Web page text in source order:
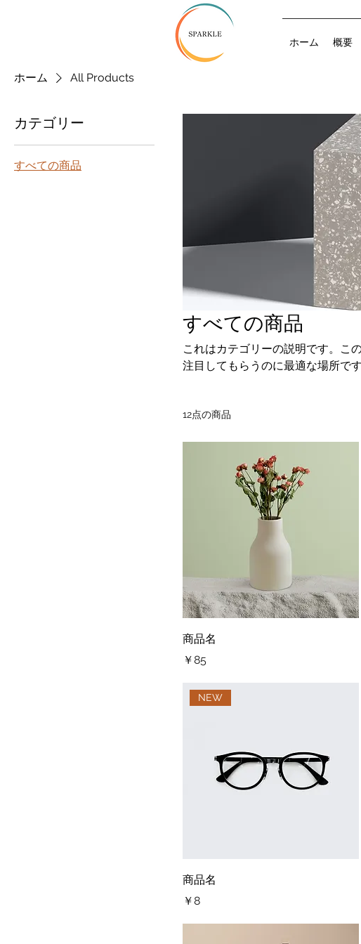
ホーム 概要
ホーム All Products
カテゴリー
すべての商品
すべての商品
これはカテゴリーの説明です。こ
注目してもらうのに最適な場所です
12点の商品
商品名
価格
￥85
NEW
商品名
価格
￥8